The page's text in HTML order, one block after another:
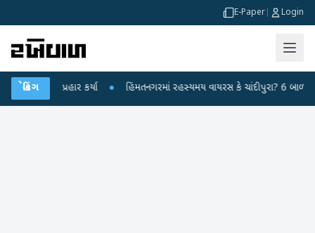
E-Paper Login
બ્રેકિંગ
પર પ્રહાર કર્યા ● હિંમતનગરમાં રહસ્યમય વાયરસ કે ચાંદીપુરા? 6 બાળકોના